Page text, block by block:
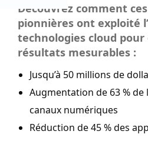
Découvrez comment
pionnières ont exploité
technologies cloud
résultats mesurables :
Jusqu’à 50 millions de
Augmentation de 63 % de
canaux numériques
Réduction de 45 % des